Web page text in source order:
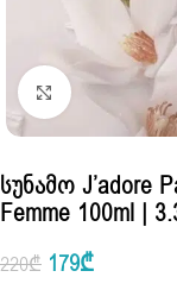
Click to enlarge
Სუნამო J’adore
Femme 100ml |
220₾ 179₾